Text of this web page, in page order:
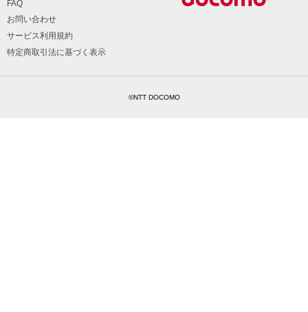
FAQ
お問い合わせ
サービス利用規約
特定商取引法に基づく表示
©NTT DOCOMO